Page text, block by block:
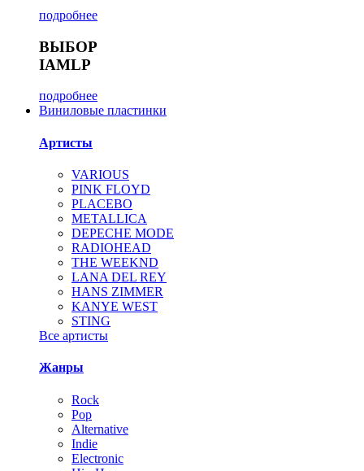
подробнее
ВЫБОР
IAMLP
подробнее
Виниловые пластинки
Артисты
VARIOUS
PINK FLOYD
PLACEBO
METALLICA
DEPECHE MODE
RADIOHEAD
THE WEEKND
LANA DEL REY
HANS ZIMMER
KANYE WEST
STING
Все артисты
Жанры
Rock
Pop
Alternative
Indie
Electronic